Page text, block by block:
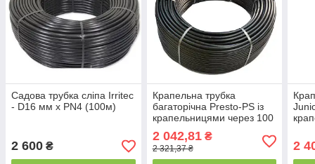
Садова трубка сліпа Irritec
- D16 мм х PN4 (100м)
2 600 ₴
Крапельна трубка
багаторічна Presto-PS із
крапельницями через 100
см, довжина 200 м з
маркуванням метражу
(MCL-100-200)
2 042,81₴
2 321,37 ₴ 2